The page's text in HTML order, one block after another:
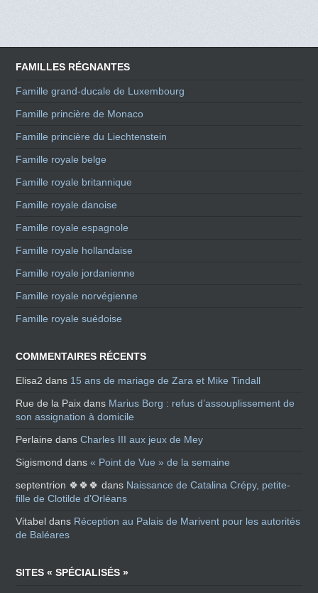
FAMILLES RÉGNANTES
Famille grand-ducale de Luxembourg
Famille princière de Monaco
Famille princière du Liechtenstein
Famille royale belge
Famille royale britannique
Famille royale danoise
Famille royale espagnole
Famille royale hollandaise
Famille royale jordanienne
Famille royale norvégienne
Famille royale suédoise
COMMENTAIRES RÉCENTS
Elisa2 dans 15 ans de mariage de Zara et Mike Tindall
Rue de la Paix dans Marius Borg : refus d’assouplissement de
son assignation à domicile
Perlaine dansCharles III aux jeux de Mey
Sigismond dans« Point de Vue » de la semaine
septentrion 🍀🍀🍀 dans Naissance de Catalina Crépy, petite-
fille de Clotilde d’Orléans
Vitabel dans Réception au Palais de Marivent pour les autorités
de Baléares
SITES « SPÉCIALISÉS »